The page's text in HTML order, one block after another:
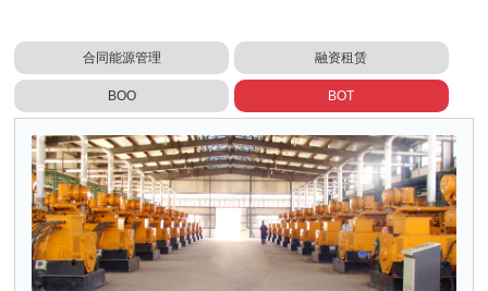
合同能源管理 融资租赁
BOO BOT